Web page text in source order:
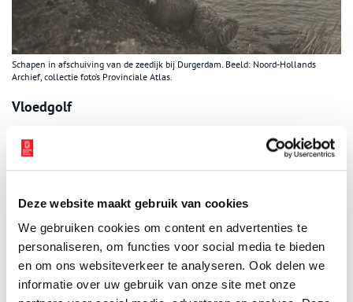
Deze website maakt gebruik van cookies
We gebruiken cookies om content en advertenties te
personaliseren, om functies voor social media te bieden
en om ons websiteverkeer te analyseren. Ook delen we
informatie over uw gebruik van onze site met onze
Schapen in afschuiving van de zeedijk bij Durgerdam. Beeld: Noord-Hollands
Archief, collectie foto’s Provinciale Atlas.
Vloedgolf
een vloedgolf over de weg waar hij aan woont springt, en hoe hij
vervolgens alle naden van zijn voordeur probeert dicht te
mijn huis in de steeg, was het een brullen, een kolken, een
naar de lagere deelen van de stad stroomde.’
In Purmerend komen sommige mensen er nog relatief goed
vanaf, zo maken we op uit een brief die de schrijver van Neef